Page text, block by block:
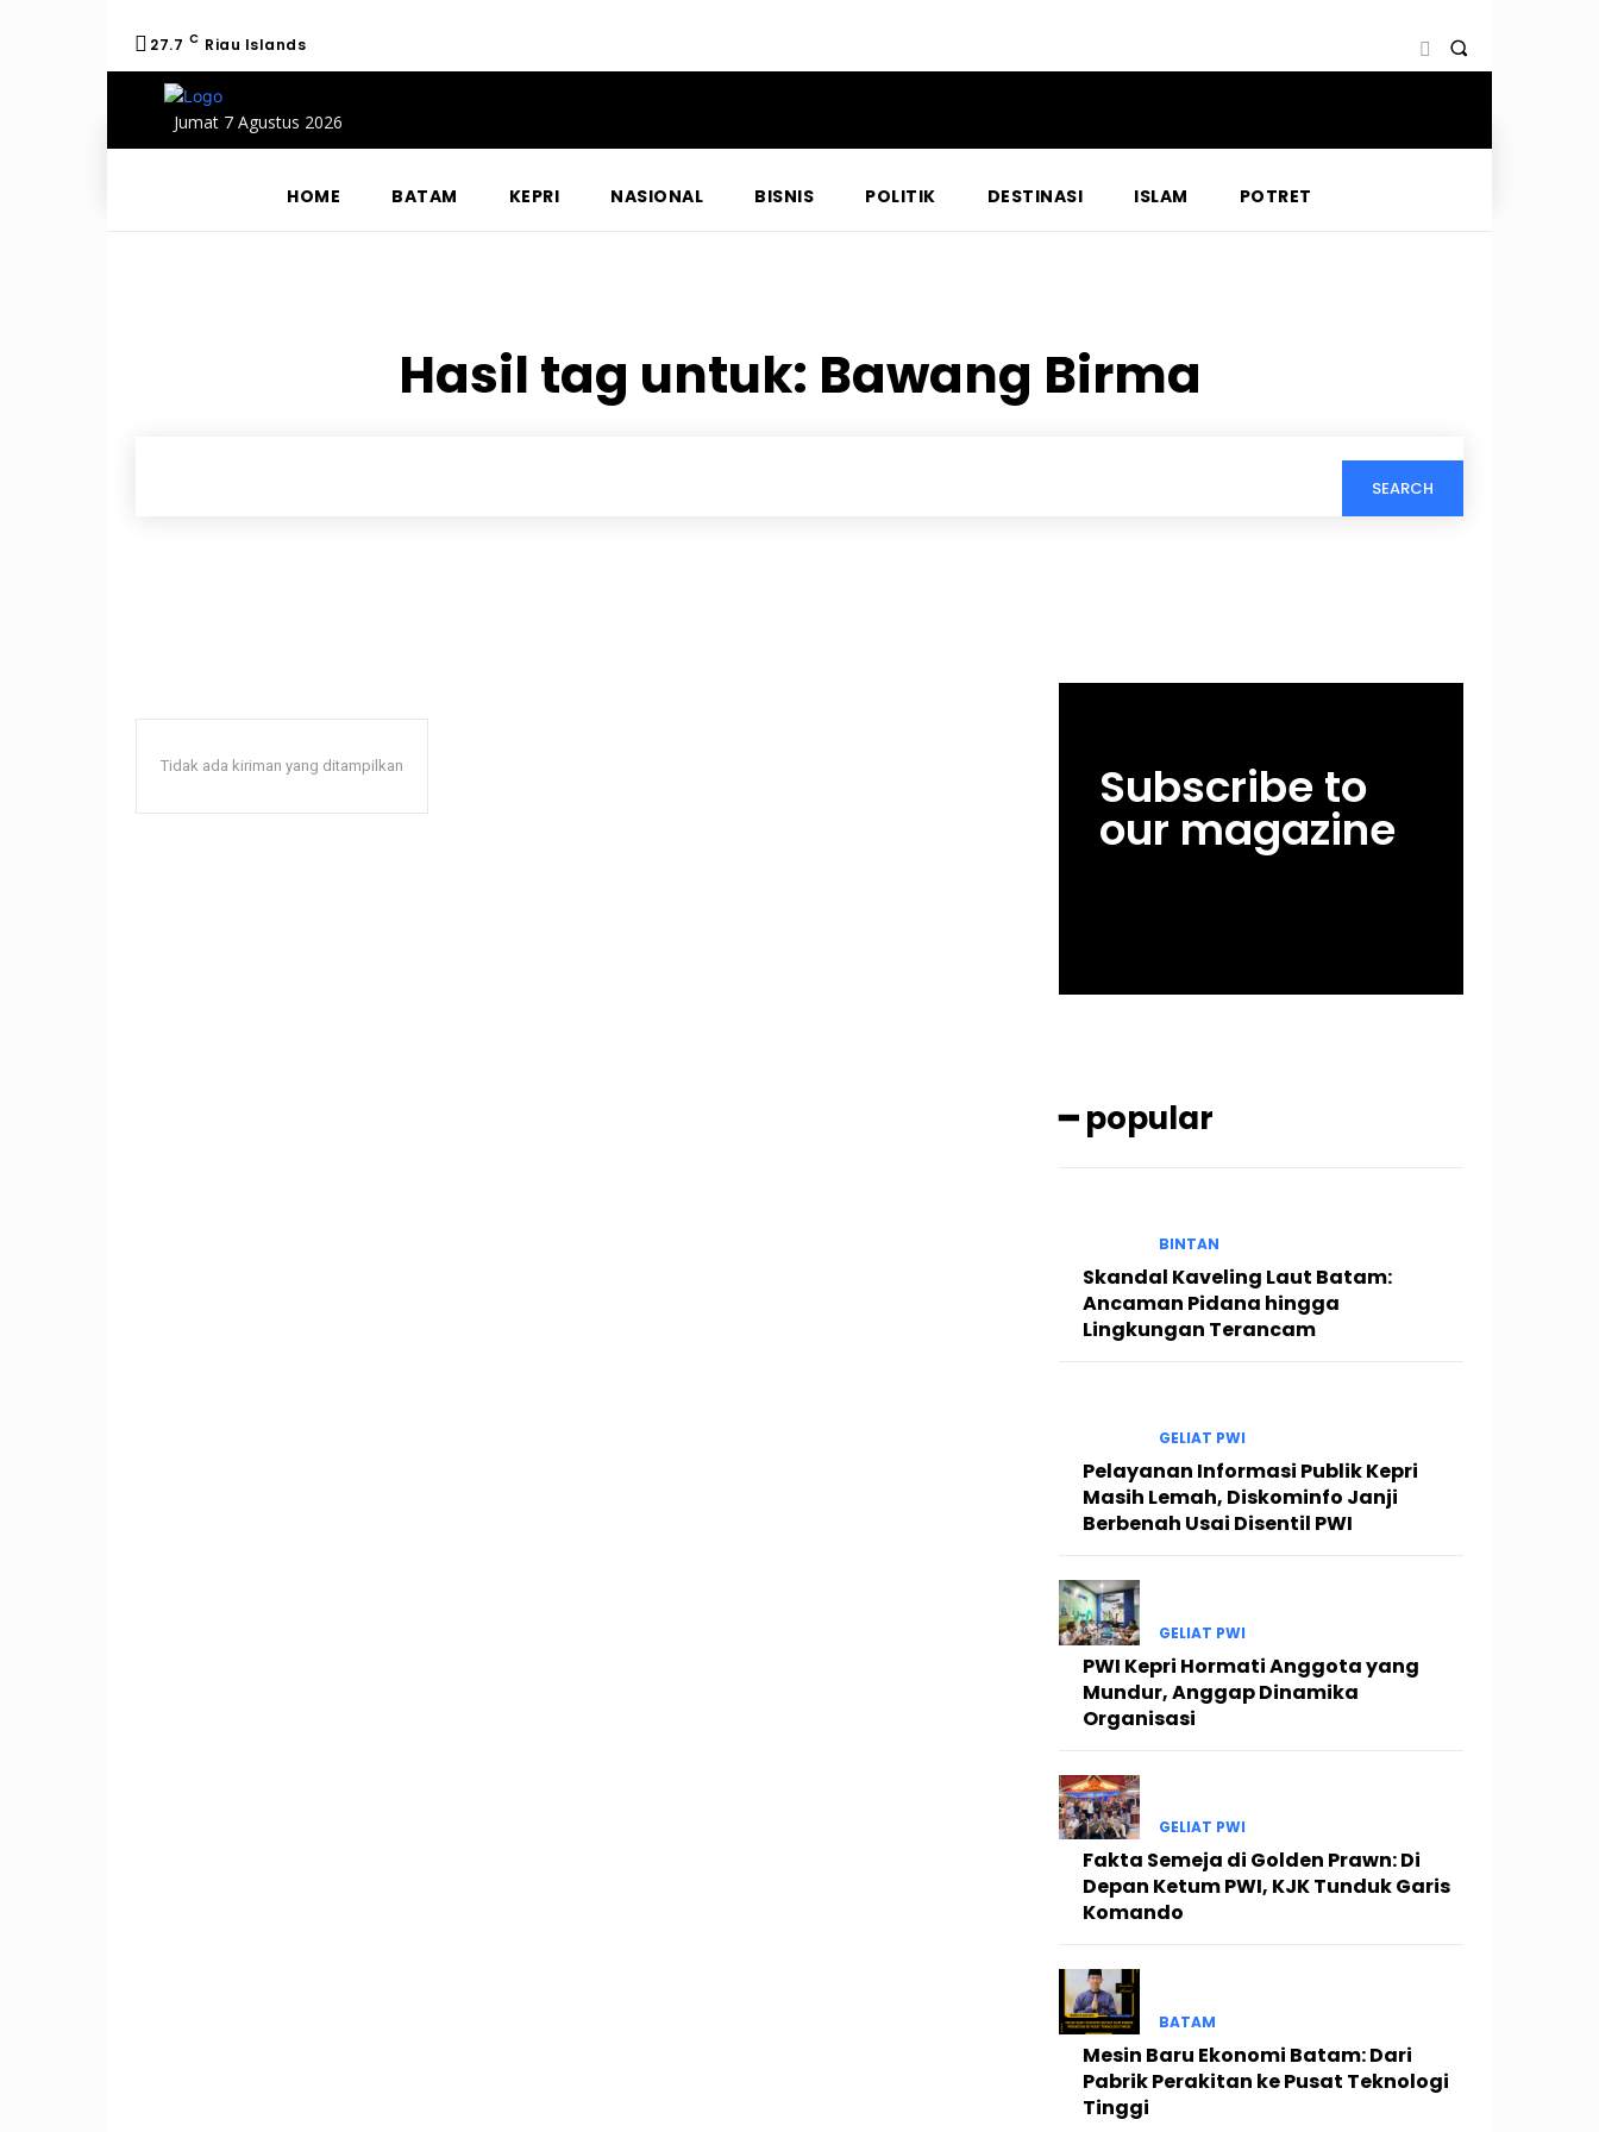
27.7 C Riau Islands
Jumat 7 Agustus 2026
HOME BATAM KEPRI NASIONAL BISNIS POLITIK DESTINASI ISLAM POTRET
Hasil tag untuk: Bawang Birma
SEARCH
Tidak ada kiriman yang ditampilkan Subscribe to
our magazine
━ popular
BINTAN
Skandal Kaveling Laut Batam:
Ancaman Pidana hingga
Lingkungan Terancam
GELIAT PWI
Pelayanan Informasi Publik Kepri
Masih Lemah, Diskominfo Janji
Berbenah Usai Disentil PWI
GELIAT PWI
PWI Kepri Hormati Anggota yang
Mundur, Anggap Dinamika
Organisasi
GELIAT PWI
Fakta Semeja di Golden Prawn: Di
Depan Ketum PWI, KJK Tunduk Garis
Komando
BATAM
Mesin Baru Ekonomi Batam: Dari
Pabrik Perakitan ke Pusat Teknologi
Tinggi